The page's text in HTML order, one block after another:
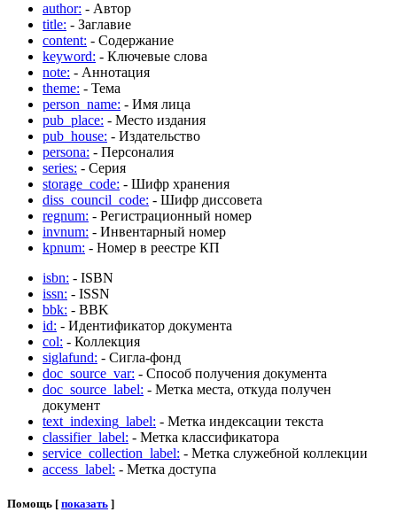
author: - Автор
title: - Заглавие
content: - Содержание
keyword: - Ключевые слова
note: - Аннотация
theme: - Тема
person_name: - Имя лица
pub_place: - Место издания
pub_house: - Издательство
persona: - Персоналия
series: - Серия
storage_code: - Шифр хранения
diss_council_code: - Шифр диссовета
regnum: - Регистрационный номер
invnum: - Инвентарный номер
kpnum: - Номер в реестре КП
isbn: - ISBN
issn: - ISSN
bbk: - BBK
id: - Идентификатор документа
col: - Коллекция
siglafund: - Сигла-фонд
doc_source_var: - Способ получения документа
doc_source_label: - Метка места, откуда получен
документ
text_indexing_label: - Метка индексации текста
classifier_label: - Метка классификатора
service_collection_label: - Метка служебной коллекции
access_label: - Метка доступа
Помощь [ показать ]